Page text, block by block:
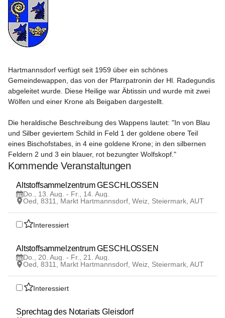
Hartmannsdorf verfügt seit 1959 über ein schönes
Gemeindewappen, das von der Pfarrpatronin der Hl. Radegundis
abgeleitet wurde. Diese Heilige war Äbtissin und wurde mit zwei
Wölfen und einer Krone als Beigaben dargestellt.
Die heraldische Beschreibung des Wappens lautet: "In von Blau
und Silber geviertem Schild in Feld 1 der goldene obere Teil
eines Bischofstabes, in 4 eine goldene Krone; in den silbernen
Feldern 2 und 3 ein blauer, rot bezungter Wolfskopf."
Kommende Veranstaltungen
13
AUGDo., 13. Aug. - Fr., 14. Aug.
Oed, 8311, Markt Hartmannsdorf, Weiz, Steiermark, AUT
Interessiert
20
AUGDo., 20. Aug. - Fr., 21. Aug.
Oed, 8311, Markt Hartmannsdorf, Weiz, Steiermark, AUT
Interessiert
7 Sprechtag des Notariats Gleisdorf